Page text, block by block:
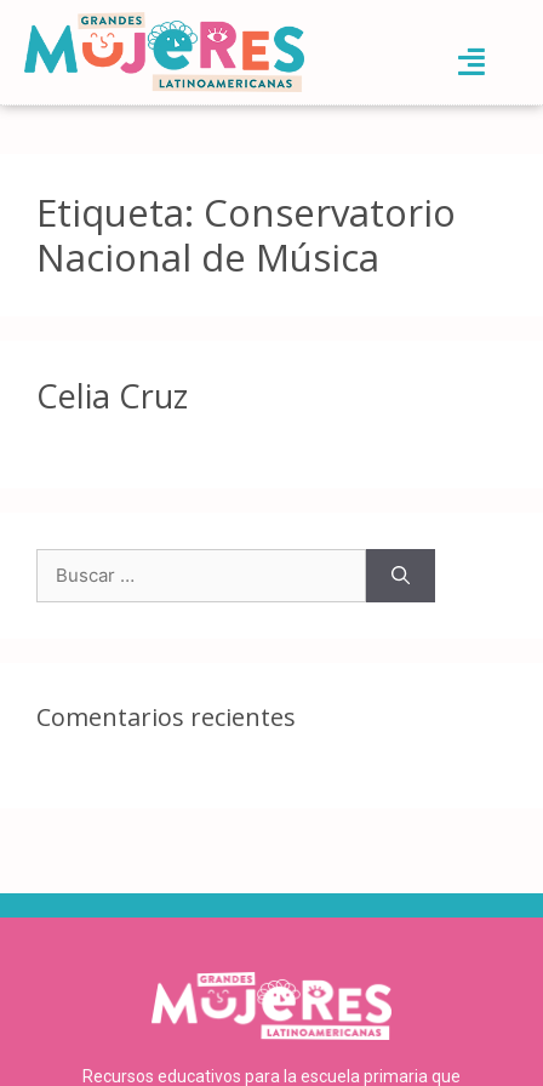
Etiqueta: Conservatorio
Nacional de Música
Celia Cruz
Comentarios recientes
Recursos educativos para la escuela primaria que